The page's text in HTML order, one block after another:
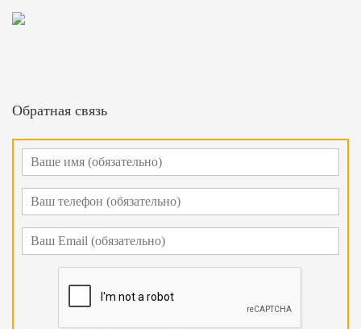
Обратная связь